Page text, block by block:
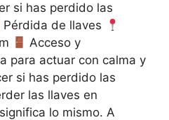
si has perdido las
Pérdida de llaves
Acceso y
para actuar con calma y
si has perdido las
las llaves en
lo mismo. A